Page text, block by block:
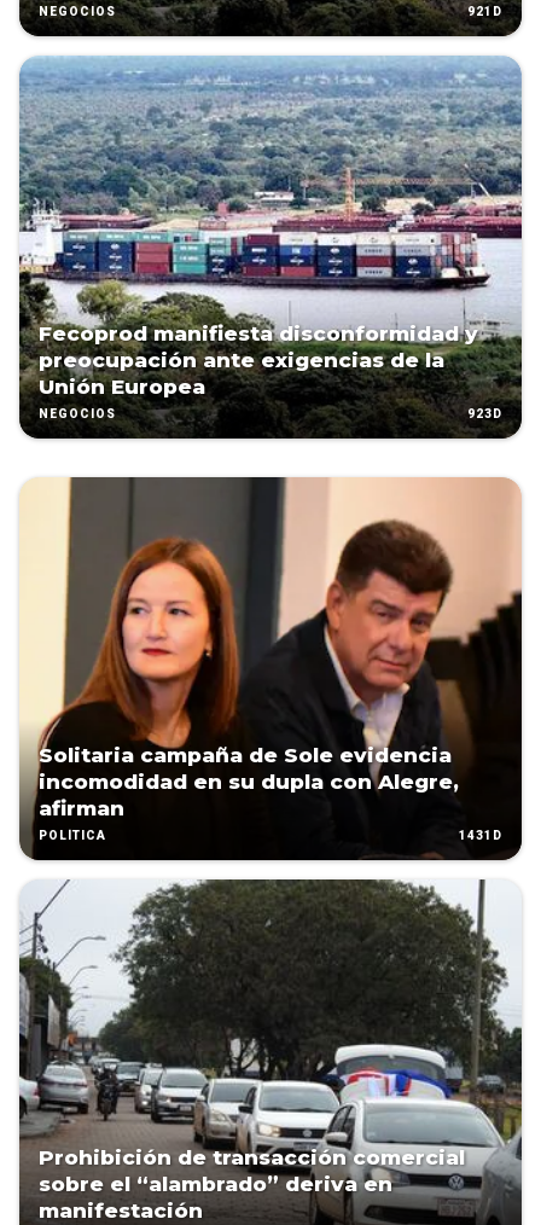
NEGOCIOS 921D
Fecoprod manifiesta disconformidad y
preocupación ante exigencias de la
Unión Europea
NEGOCIOS 923D
Solitaria campaña de Sole evidencia
incomodidad en su dupla con Alegre,
afirman
POLÍTICA 1431D
Prohibición de transacción comercial
sobre el “alambrado” deriva en
manifestación